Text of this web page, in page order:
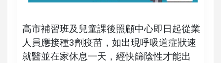
高市補習班及兒童課後照顧中心即日起從業
人員應接種3劑疫苗，如出現呼吸道症狀速
就醫並在家休息一天，經快篩陰性才能出